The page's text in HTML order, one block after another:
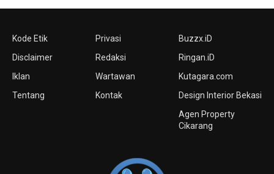
Kode Etik
Disclaimer
Iklan
Tentang
Privasi
Redaksi
Wartawan
Kontak
Buzzx.iD
Ringan.iD
Kutagara.com
Design Interior Bekasi
Agen Property
Cikarang